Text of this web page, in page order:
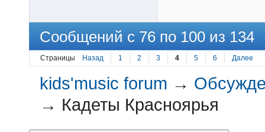
Сообщений с 76 по 100 из 134
Страницы Назад 1 2 3 4 5 6 Далее
kids'music forum →
→ Кадеты Красноярья